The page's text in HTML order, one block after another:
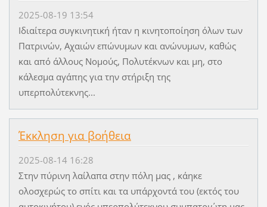
2025-08-19 13:54
Ιδιαίτερα συγκινητική ήταν η κινητοποίηση όλων των
Πατρινών, Αχαιών επώνυμων και ανώνυμων, καθώς
και από άλλους Νομούς, Πολυτέκνων και μη, στο
κάλεσμα αγάπης για την στήριξη της
υπερπολύτεκνης...
Έκκληση για βοήθεια
2025-08-14 16:28
Στην πύρινη λαίλαπα στην πόλη μας , κάηκε
ολοσχερώς το σπίτι και τα υπάρχοντά του (εκτός του